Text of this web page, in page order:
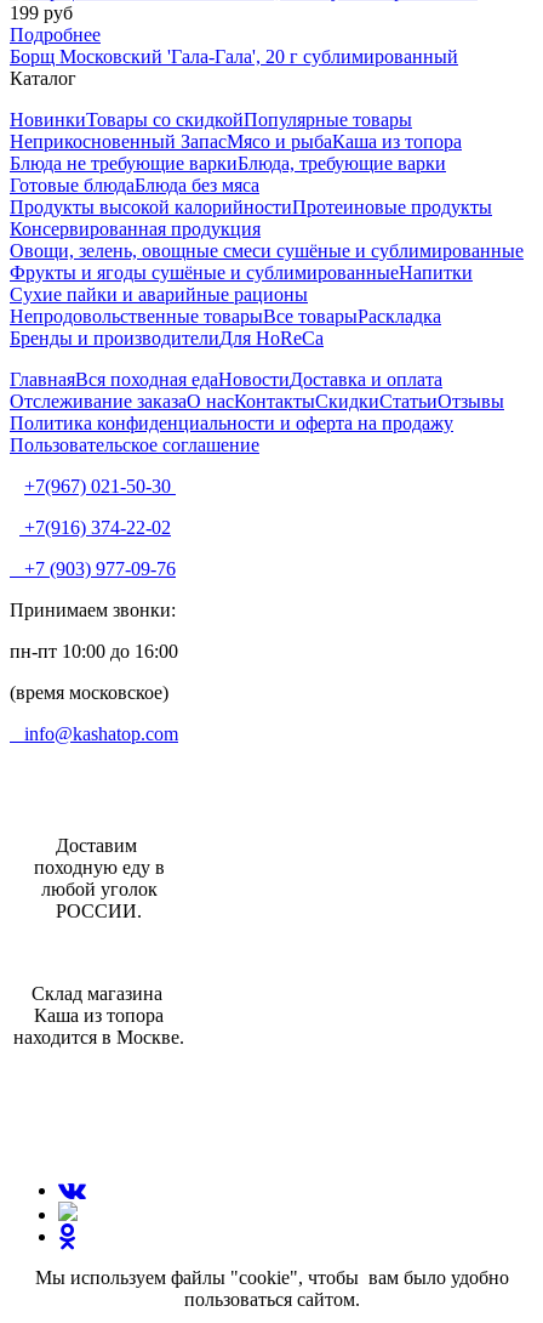
199 руб
Подробнее
Борщ Московский 'Гала-Гала', 20 г сублимированный
Каталог
НовинкиТовары со скидкойПопулярные товары
Неприкосновенный ЗапасМясо и рыбаКаша из топора
Блюда не требующие варкиБлюда, требующие варки
Готовые блюдаБлюда без мяса
Продукты высокой калорийностиПротеиновые продукты
Консервированная продукция
Овощи, зелень, овощные смеси сушёные и сублимированные
Фрукты и ягоды сушёные и сублимированныеНапитки
Сухие пайки и аварийные рационы
Непродовольственные товарыВсе товарыРаскладка
Бренды и производителиДля HoReCa
ГлавнаяВся походная едаНовостиДоставка и оплата
Отслеживание заказаО насКонтактыСкидкиСтатьиОтзывы
Политика конфиденциальности и оферта на продажу
Пользовательское соглашение
+7(967) 021-50-30
+7(916) 374-22-02
+7 (903) 977-09-76
Принимаем звонки:
пн-пт 10:00 до 16:00
(время московское)
info@kashatop.com
Доставим
походную еду в
любой уголок
РОССИИ.
Склад магазина
Каша из топора
находится в Москве.
Мы используем файлы "cookie", чтобы вам было удобно
пользоваться сайтом.